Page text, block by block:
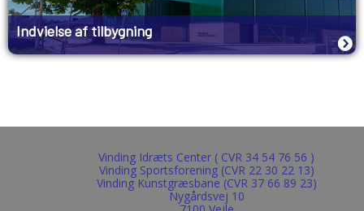
Indvielse af tilbygning
Vinding Idræts Center ( CVR 34 54 76 56 )
Vinding Sportsforening (CVR 22 30 22 13)
Vinding Kunstgræsbane (CVR 37 66 89 23)
Nygårdsvej 10